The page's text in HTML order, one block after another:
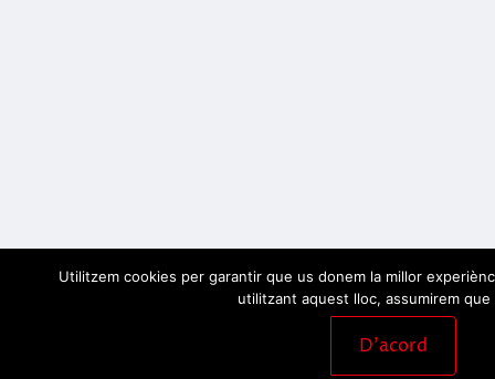
Utilitzem cookies per garantir que us donem la millor
utilitzant aquest lloc, assumirem que
D'acord